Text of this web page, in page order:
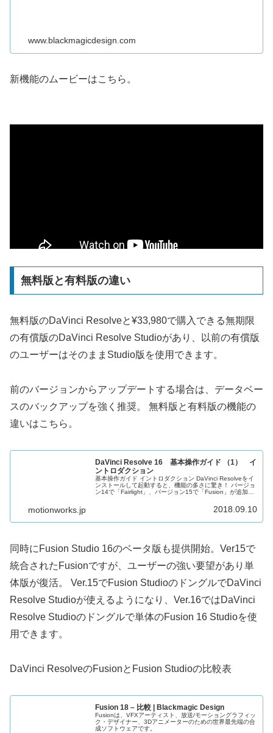
www.blackmagicdesign.com
新機能のムービーはこちら。
無料版と有料版の違い
無料版のDaVinci Resolveと¥33,980で購入できる無期限
の有償版のDaVinci Resolve Studioがあり、以前の有償版
のユーザーはそのままStudio版を使用できます。
前のバージョンからアップデートする場合は、データベー
スのバックアップを強く推奨。 無料版と有料版の機能の
違いはこちら。
DaVinci Resolve 16 基本操作ガイド （1） イ
ントロダクション
基本操作ガイド イントロダクション DaVinci Resolveをイ
ンストールして起動すると、機能の多さに驚き！ バージョ
ン14で「Fairlight」、バージョン15で「Fusion」が追加さ
motionworks.jp 2018.09.10
同時にFusion Studio 16のベータ版も提供開始。Ver15で
統合されたFusionですが、ユーザーの強い要望があり単
体版が復活。 Ver.15でFusion StudioのドングルでDaVinci
Resolve Studioが使えるようになり、Ver.16ではDaVinci
Resolve Studioのドングルで単体のFusion 16 Studioを使
用できます。
DaVinci ResolveのFusionとFusion Studioの比較表
Fusion 18 – 比較 | Blackmagic Design
Fusionは、VFXアーティスト、放送/モーショングラフィッ
ク・デザイナー、3Dアニメーターのための世界最先端の合
成ソフトウェアです。